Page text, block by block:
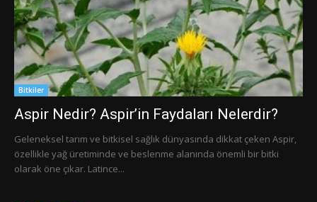
Bitkiler
Aspir Nedir? Aspir’in Faydaları Nelerdir?
Geleneksel tarım ve bitkisel sağlık dünyasında dikkat çeken Aspir,
özellikle yağ üretiminde ve beslenme alanında önemli bir bitki
olarak öne çıkar. Latince...